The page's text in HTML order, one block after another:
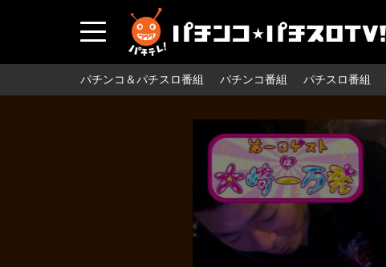
パチンコ＆パチスロ番組 パチンコ番組 パチスロ番組